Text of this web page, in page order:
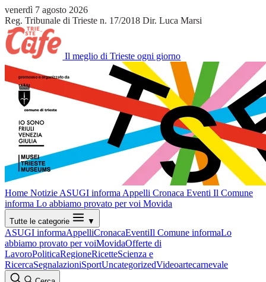
venerdì 7 agosto 2026
Reg. Tribunale di Trieste n. 17/2018 Dir. Luca Marsi
Il meglio di Trieste ogni giorno
Home Notizie ASUGI informa Appelli Cronaca Eventi Il Comune
informa Lo abbiamo provato per voi Movida
Tutte le categorie ▼
ASUGI informaAppelliCronacaEventiIl Comune informaLo
abbiamo provato per voiMovidaOfferte di
LavoroPoliticaRegioneRicetteScienza e
RicercaSegnalazioniSportUncategorizedVideoartecarnevale